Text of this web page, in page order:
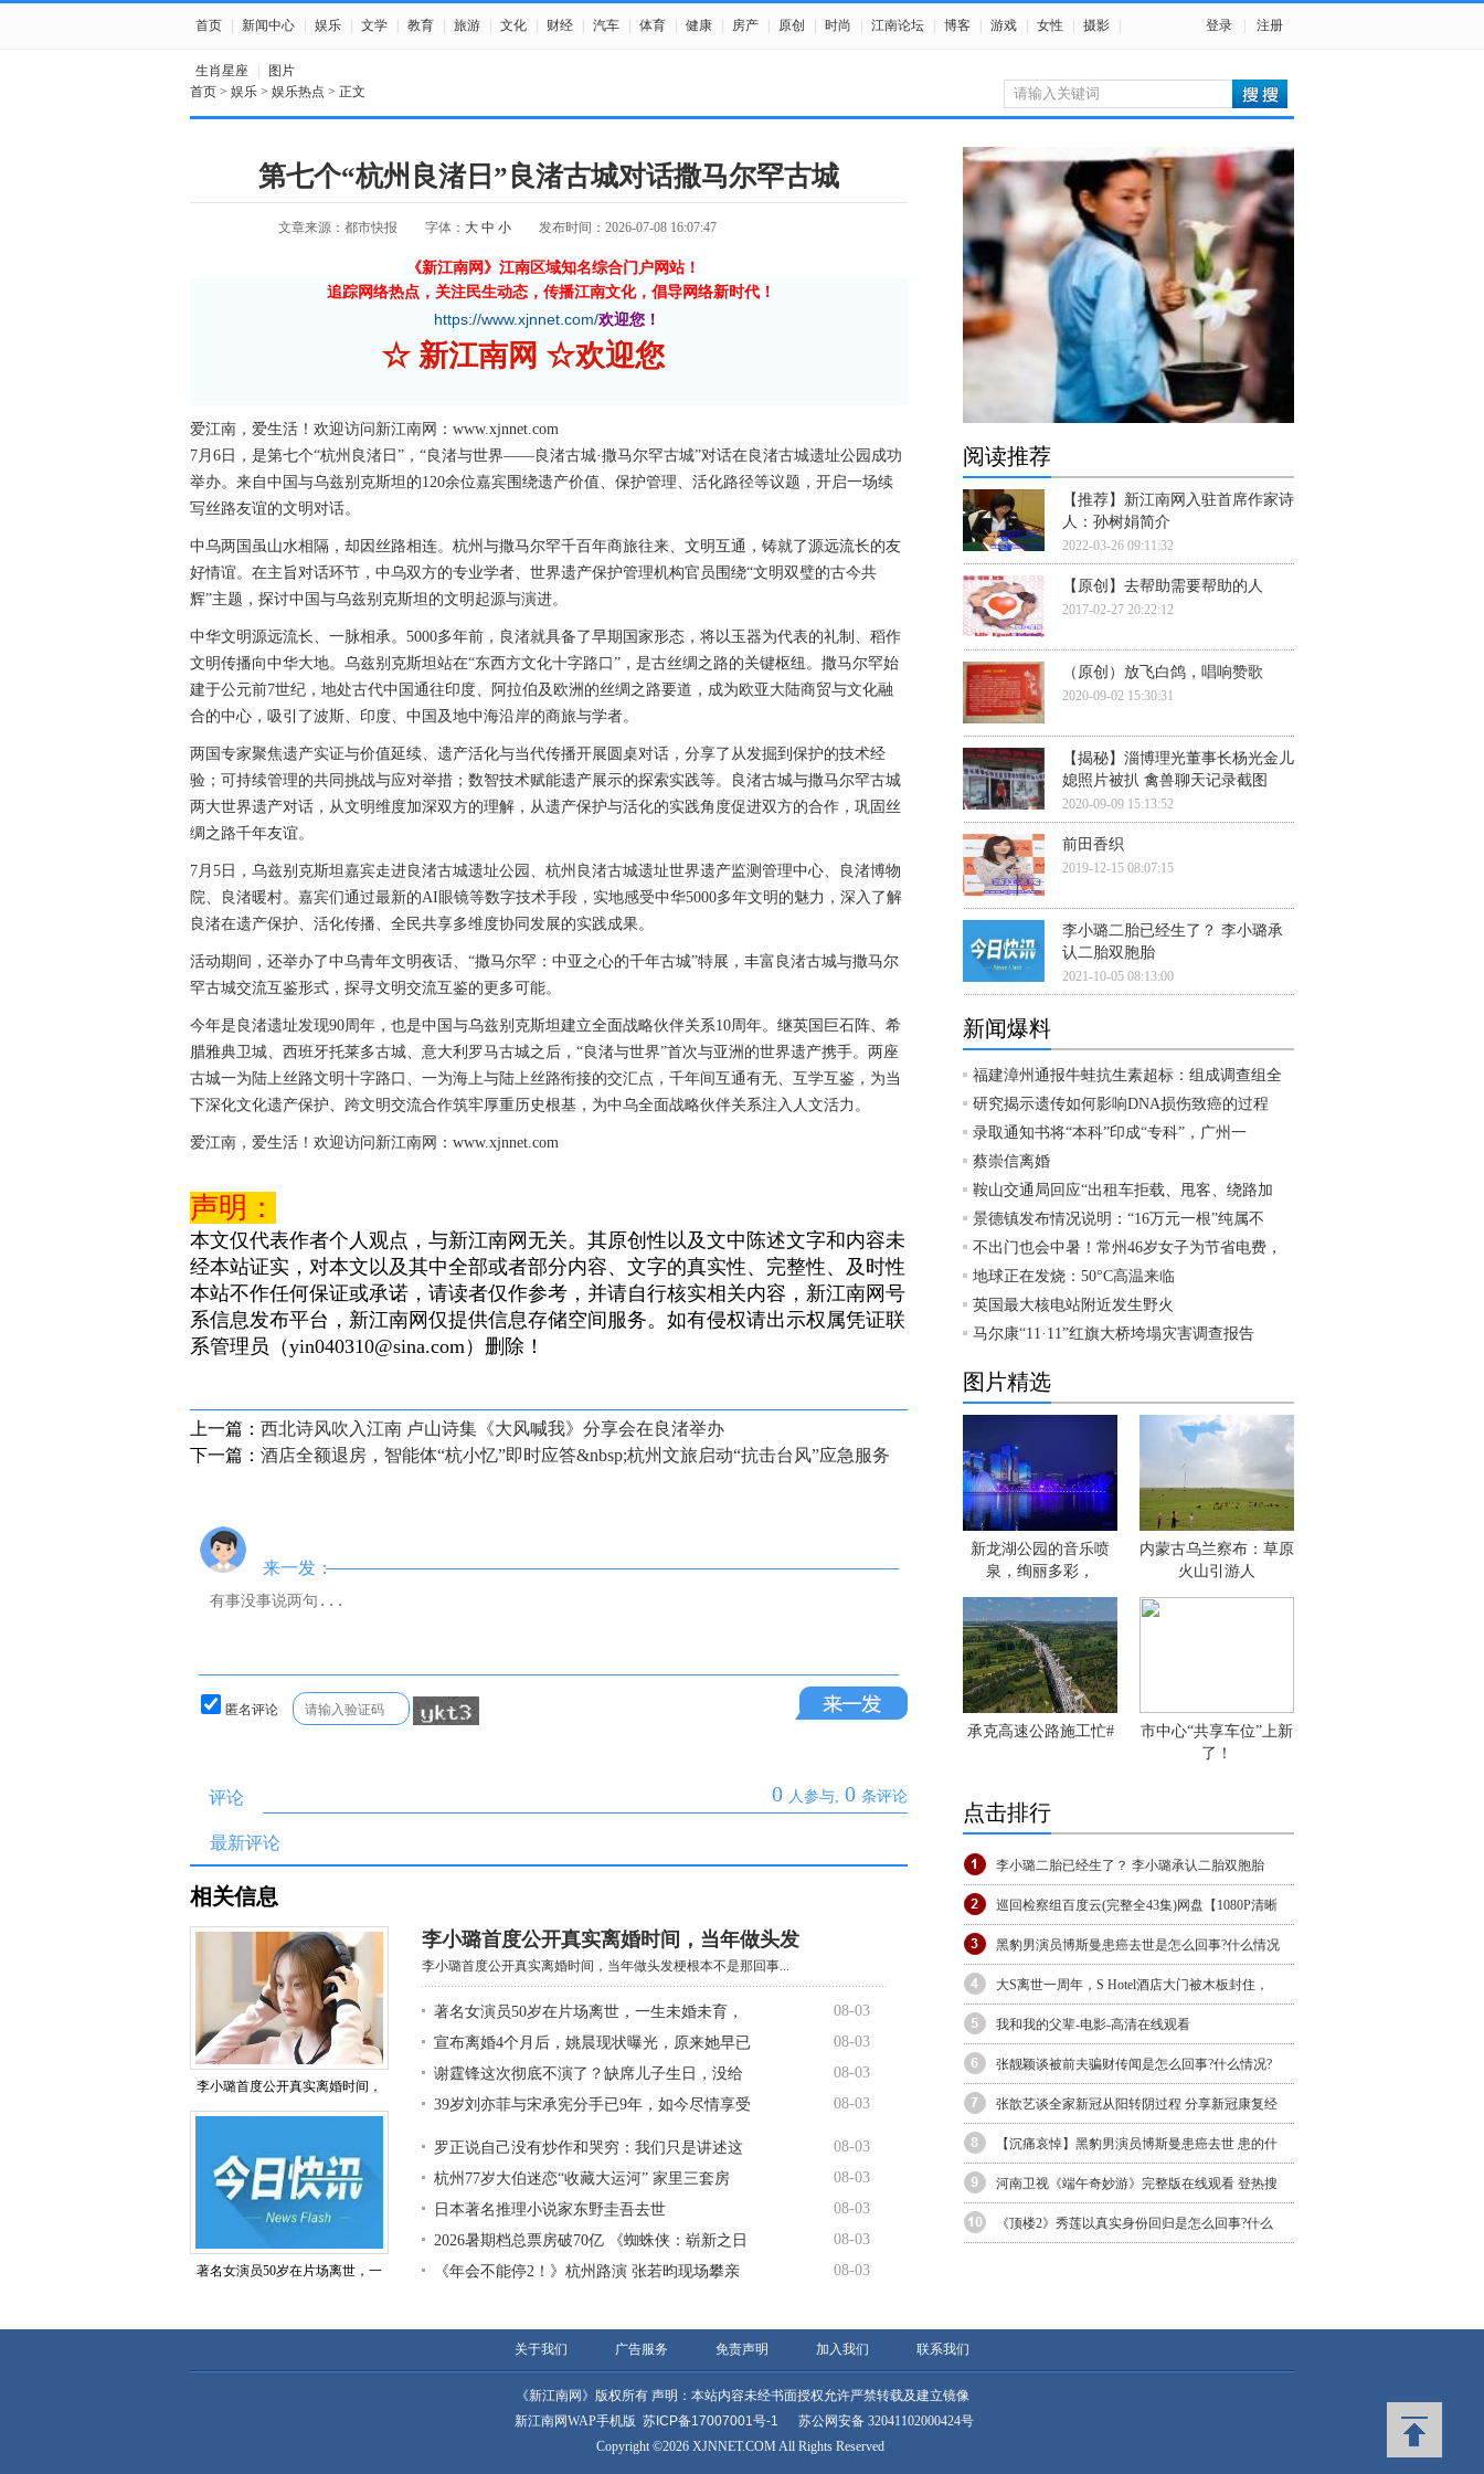
首页 新闻中心 娱乐 文学 教育 旅游 文化 财经 汽车 体育 健康 房产 原创 时尚 江南论坛 博客 游戏 女性 摄影
生肖星座 图片
登录 注册
首页 > 娱乐 > 娱乐热点 > 正文
第七个“杭州良渚日”良渚古城对话撒马尔罕古城
文章来源：都市快报 字体： 大 中 小 发布时间：2026-07-08 16:07:47
《新江南网》江南区域知名综合门户网站！
追踪网络热点，关注民生动态，传播江南文化，倡导网络新时代！
https://www.xjnnet.com/欢迎您！
☆ 新江南网 ☆欢迎您
爱江南，爱生活！欢迎访问新江南网：www.xjnnet.com
7月6日，是第七个“杭州良渚日”，“良渚与世界——良渚古城·撒马尔罕古城”对话在良渚古城遗址公园成功
举办。来自中国与乌兹别克斯坦的120余位嘉宾围绕遗产价值、保护管理、活化路径等议题，开启一场续
写丝路友谊的文明对话。
中乌两国虽山水相隔，却因丝路相连。杭州与撒马尔罕千百年商旅往来、文明互通，铸就了源远流长的友
好情谊。在主旨对话环节，中乌双方的专业学者、世界遗产保护管理机构官员围绕“文明双璧的古今共
辉”主题，探讨中国与乌兹别克斯坦的文明起源与演进。
中华文明源远流长、一脉相承。5000多年前，良渚就具备了早期国家形态，将以玉器为代表的礼制、稻作
文明传播向中华大地。乌兹别克斯坦站在“东西方文化十字路口”，是古丝绸之路的关键枢纽。撒马尔罕始
建于公元前7世纪，地处古代中国通往印度、阿拉伯及欧洲的丝绸之路要道，成为欧亚大陆商贸与文化融
合的中心，吸引了波斯、印度、中国及地中海沿岸的商旅与学者。
两国专家聚焦遗产实证与价值延续、遗产活化与当代传播开展圆桌对话，分享了从发掘到保护的技术经
验；可持续管理的共同挑战与应对举措；数智技术赋能遗产展示的探索实践等。良渚古城与撒马尔罕古城
两大世界遗产对话，从文明维度加深双方的理解，从遗产保护与活化的实践角度促进双方的合作，巩固丝
绸之路千年友谊。
7月5日，乌兹别克斯坦嘉宾走进良渚古城遗址公园、杭州良渚古城遗址世界遗产监测管理中心、良渚博物
院、良渚暖村。嘉宾们通过最新的AI眼镜等数字技术手段，实地感受中华5000多年文明的魅力，深入了解
良渚在遗产保护、活化传播、全民共享多维度协同发展的实践成果。
活动期间，还举办了中乌青年文明夜话、“撒马尔罕：中亚之心的千年古城”特展，丰富良渚古城与撒马尔
罕古城交流互鉴形式，探寻文明交流互鉴的更多可能。
今年是良渚遗址发现90周年，也是中国与乌兹别克斯坦建立全面战略伙伴关系10周年。继英国巨石阵、希
腊雅典卫城、西班牙托莱多古城、意大利罗马古城之后，“良渚与世界”首次与亚洲的世界遗产携手。两座
古城一为陆上丝路文明十字路口、一为海上与陆上丝路衔接的交汇点，千年间互通有无、互学互鉴，为当
下深化文化遗产保护、跨文明交流合作筑牢厚重历史根基，为中乌全面战略伙伴关系注入人文活力。
爱江南，爱生活！欢迎访问新江南网：www.xjnnet.com
声明：
本文仅代表作者个人观点，与新江南网无关。其原创性以及文中陈述文字和内容未
经本站证实，对本文以及其中全部或者部分内容、文字的真实性、完整性、及时性
本站不作任何保证或承诺，请读者仅作参考，并请自行核实相关内容，新江南网号
系信息发布平台，新江南网仅提供信息存储空间服务。如有侵权请出示权属凭证联
系管理员（yin040310@sina.com）删除！
上一篇： 西北诗风吹入江南 卢山诗集《大风喊我》分享会在良渚举办
下一篇： 酒店全额退房，智能体“杭小忆”即时应答&nbsp;杭州文旅启动“抗击台风”应急服务
来一发：
匿名评论
评论 0 人参与, 0 条评论
最新评论
相关信息
李小璐首度公开真实离婚时间，
著名女演员50岁在片场离世，一
李小璐首度公开真实离婚时间，当年做头发
李小璐首度公开真实离婚时间，当年做头发梗根本不是那回事...
著名女演员50岁在片场离世，一生未婚未育，
08-03
宣布离婚4个月后，姚晨现状曝光，原来她早已
08-03
谢霆锋这次彻底不演了？缺席儿子生日，没给
08-03
39岁刘亦菲与宋承宪分手已9年，如今尽情享受
08-03
罗正说自己没有炒作和哭穷：我们只是讲述这
08-03
杭州77岁大伯迷恋“收藏大运河” 家里三套房
08-03
日本著名推理小说家东野圭吾去世
08-03
2026暑期档总票房破70亿 《蜘蛛侠：崭新之日
08-03
《年会不能停2！》杭州路演 张若昀现场攀亲
08-03
阅读推荐
【推荐】新江南网入驻首席作家诗
人：孙树娟简介
2022-03-26 09:11:32
【原创】去帮助需要帮助的人
2017-02-27 20:22:12
（原创）放飞白鸽，唱响赞歌
2020-09-02 15:30:31
【揭秘】淄博理光董事长杨光金儿
媳照片被扒 禽兽聊天记录截图
2020-09-09 15:13:52
前田香织
2019-12-15 08:07:15
李小璐二胎已经生了？ 李小璐承
认二胎双胞胎
2021-10-05 08:13:00
新闻爆料
福建漳州通报牛蛙抗生素超标：组成调查组全
研究揭示遗传如何影响DNA损伤致癌的过程
录取通知书将“本科”印成“专科”，广州一
蔡崇信离婚
鞍山交通局回应“出租车拒载、甩客、绕路加
景德镇发布情况说明：“16万元一根”纯属不
不出门也会中暑！常州46岁女子为节省电费，
地球正在发烧：50°C高温来临
英国最大核电站附近发生野火
马尔康“11·11”红旗大桥垮塌灾害调查报告
图片精选
新龙湖公园的音乐喷
泉，绚丽多彩，
内蒙古乌兰察布：草原
火山引游人
承克高速公路施工忙#
市中心“共享车位”上新
了！
点击排行
李小璐二胎已经生了？ 李小璐承认二胎双胞胎
巡回检察组百度云(完整全43集)网盘【1080P清晰
黑豹男演员博斯曼患癌去世是怎么回事?什么情况
大S离世一周年，S Hotel酒店大门被木板封住，
我和我的父辈-电影-高清在线观看
张靓颖谈被前夫骗财传闻是怎么回事?什么情况?
张歆艺谈全家新冠从阳转阴过程 分享新冠康复经
【沉痛哀悼】黑豹男演员博斯曼患癌去世 患的什
河南卫视《端午奇妙游》完整版在线观看 登热搜
《顶楼2》秀莲以真实身份回归是怎么回事?什么
关于我们 广告服务 免责声明 加入我们 联系我们
《新江南网》版权所有 声明：本站内容未经书面授权允许严禁转载及建立镜像
新江南网WAP手机版 苏ICP备17007001号-1
苏公网安备 32041102000424号
Copyright ©2026 XJNNET.COM All Rights Reserved